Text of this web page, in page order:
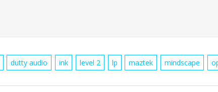
dutty audio ink level 2 lp maztek mindscape